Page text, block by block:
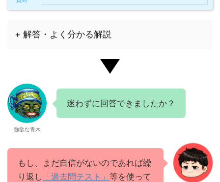
+ 解答・よく分かる解説
強欲な青木
迷わずに回答できましたか？
もし、まだ自信がないのであれば繰
り返し 「過去問テスト」 等を使って